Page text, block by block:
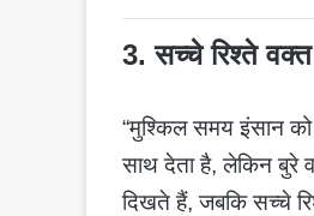
3. सच्चे रिश्ते
“मुश्किल समय इंसान
साथ देता है, लेकिन बुरे
दिखते हैं, जबकि सच्चे